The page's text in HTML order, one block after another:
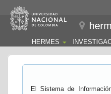
HERMES
El Sistema de